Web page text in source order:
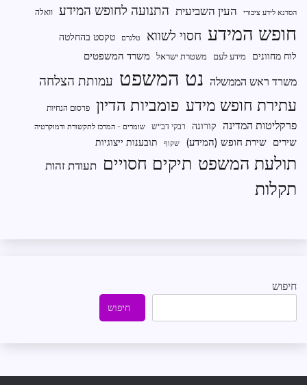
הסדנא לידע ציבורי העין השביעית התנועה לחופש המידע וואלה
חופש המידע חסוי לשווא טלגרם
טקסט בהחלטה
לוח מחוונים
מידע לעם משטרת ישראל משרד המשפטים
משרד ראש הממשלה נט המשפט עמותת הצלחה
עתירת חופש מידע פומביות הדיון פרסום הנחיות
פרקליטות המדינה קורונה רבקי דב"ש שומרים - המרכז לתקשורת ודמוקרטיה
שירים שירת חופש (המידע) שקוף תובענות ייצוגיות
תולעת המשפט תיקים חסויים תעודת זהות
תקלות
חיפוש
חיפוש